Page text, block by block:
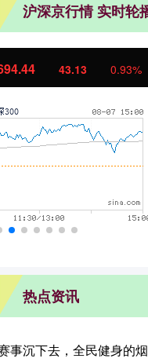
沪深京行情 实时轮
11.37 1.01%
热点资讯
事沉下去，全民健身的